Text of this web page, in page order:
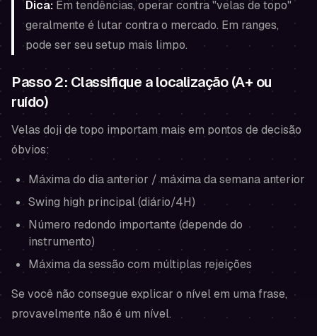
Dica: Em tendências, operar contra "velas de topo"
geralmente é lutar contra o mercado. Em ranges,
pode ser seu setup mais limpo.
Passo 2: Classifique a localização (A+ ou
ruído)
Velas doji de topo importam mais em pontos de decisão
óbvios:
Máxima do dia anterior / máxima da semana anterior
Swing high principal (diário/4H)
Número redondo importante (depende do
instrumento)
Máxima da sessão com múltiplas rejeições
Se você não consegue explicar o nível em uma frase,
provavelmente não é um nível.